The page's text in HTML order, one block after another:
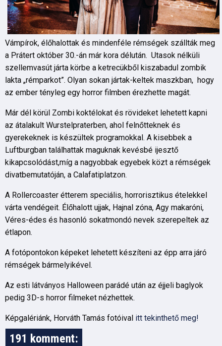
Vámpírok, élőhalottak és mindenféle rémségek szállták meg
a Prátert október 30.-án már kora délután. Utasok nélküli
szellemvasút járta körbe a ketrecükből kiszabadul zombik
lakta „rémparkot”. Olyan sokan jártak-keltek maszkban, hogy
az ember tényleg egy horror filmben érezhette magát.
Már dél körül Zombi koktélokat és rövideket lehetett kapni
az átalakult Wurstelpraterben, ahol felnőtteknek és
gyerekeknek is készültek programokkal. A kisebbek a
Luftburgban találhattak maguknak kevésbé ijesztő
kikapcsolódást,míg a nagyobbak egyebek közt a rémségek
divatbemutatóján, a Calafatiplatzon.
A Rollercoaster étterem speciális, horrorisztikus ételekkel
várta vendégeit. Élőhalott ujjak, Hajnal zóna, Agy makaróni,
Véres-édes és hasonló sokatmondó nevek szerepeltek az
étlapon.
A fotópontokon képeket lehetett készíteni az épp arra járó
rémségek bármelyikével.
Az esti látványos Halloween parádé után az éjjeli baglyok
pedig 3D-s horror filmeket nézhettek.
Képgalériánk, Horváth Tamás fotóival itt tekinthető meg!
191 komment: